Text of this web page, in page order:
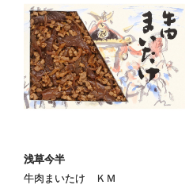
浅草今半
牛肉まいたけ ＫＭ